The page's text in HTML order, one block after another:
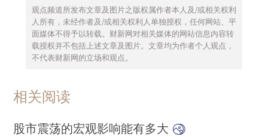
观点频道所发布文章及图片之版权属作者本人及/或相关权利
人所有，未经作者及/或相关权利人单独授权，任何网站、平
面媒体不得予以转载。财新网对相关媒体的网站信息内容转
载授权并不包括上述文章及图片。文章均为作者个人观点，
不代表财新网的立场和观点。
相关阅读
股市震荡的宏观影响能有多大